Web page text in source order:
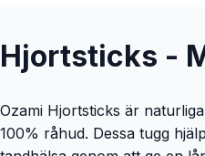
Hjortsticks -
Ozami Hjortsticks är
100% råhud. Dessa tugg